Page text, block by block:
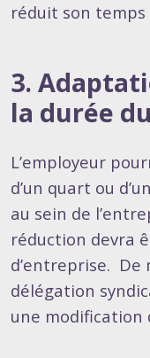
réduit son
3.
la durée
L’employeur
d’un quart ou
au sein de
réduction devra
d’entreprise. De
délégation
une modification